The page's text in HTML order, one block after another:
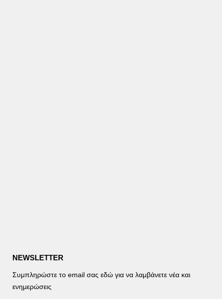
NEWSLETTER
Συμπληρώστε το email σας εδώ για να λαμβάνετε νέα και
ενημερώσεις